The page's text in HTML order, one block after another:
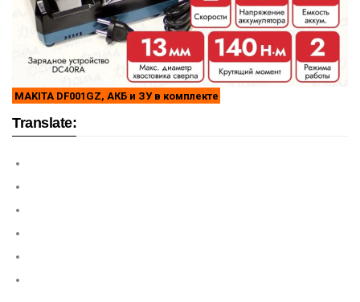
MAKITA DF001GZ, АКБ и ЗУ в комплекте
Translate: